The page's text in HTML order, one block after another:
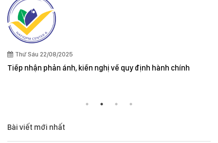
Thứ Sáu 22/08/2025
Tiếp nhận phản ánh, kiến nghị về quy định hành chính
Bài viết mới nhất